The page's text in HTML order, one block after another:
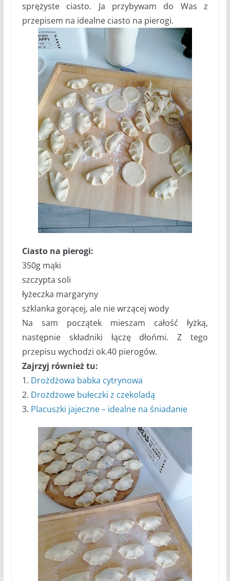
sprężyste ciasto. Ja przybywam do Was z
przepisem na idealne ciasto na pierogi.
Ciasto na pierogi:
350g mąki
szczypta soli
łyżeczka margaryny
szklanka gorącej, ale nie wrzącej wody
Na sam początek mieszam całość łyżką,
następnie składniki łączę dłońmi. Z tego
przepisu wychodzi ok.40 pierogów.
Zajrzyj również tu:
1. Drożdżowa babka cytrynowa
2. Drożdżowe bułeczki z czekoladą
3. Placuszki jajeczne – idealne na śniadanie